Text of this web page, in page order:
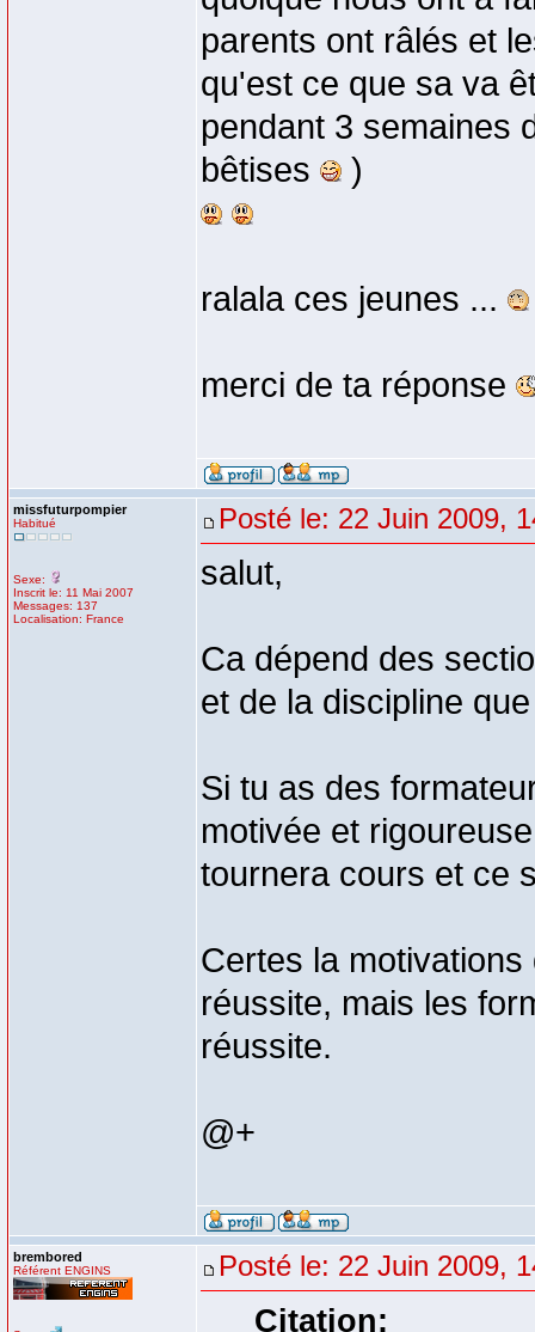
parents ont râlés et
qu'est ce que sa va
pendant 3 semaines
bêtises
)
ralala ces jeunes ...
merci de ta réponse
missfuturpompier
Habitué
Sexe:
Inscrit le: 11 Mai 2007
Messages: 137
Localisation: France
Posté le: 22 Juin 2009,
salut,
Ca dépend des
et de la discipline
Si tu as des
motivée et
tournera cours et ce
Certes la
réussite, mais les
réussite.
@+
brembored
Référent ENGINS Posté le: 22 Juin 2009,
Citation: